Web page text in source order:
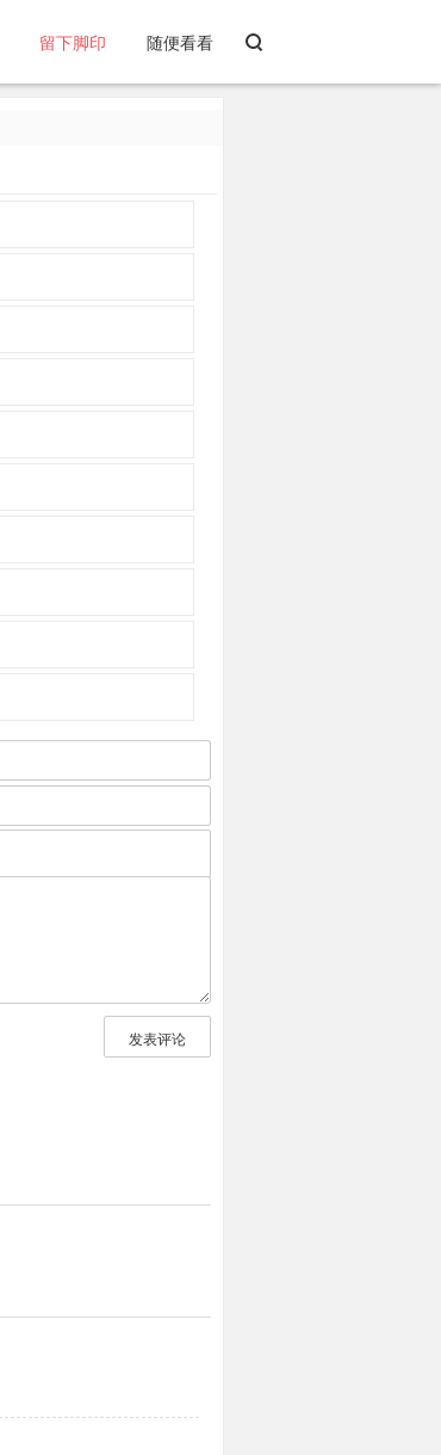
留下脚印 随便看看
发表评论